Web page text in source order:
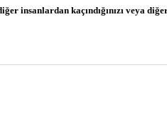
insanlardan kaçındığınızı veya